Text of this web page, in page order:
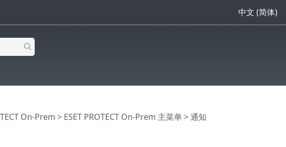
中文 (简体)
On-Prem > ESET PROTECT On-Prem 主菜单> 通知